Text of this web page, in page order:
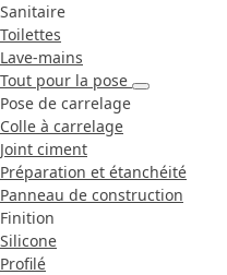
Sanitaire
Toilettes
Lave-mains
Tout pour la pose
Pose de carrelage
Colle à carrelage
Joint ciment
Préparation et étanchéité
Panneau de construction
Finition
Silicone
Profilé